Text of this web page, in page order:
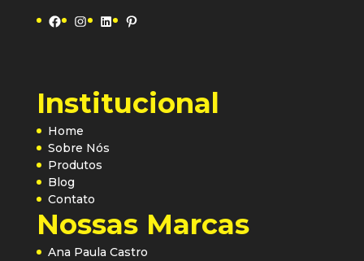
Facebook
Instagram
LinkedInPinterest
Institucional
Home
Sobre Nós
Produtos
Blog
Contato
Nossas Marcas
Ana Paula Castro